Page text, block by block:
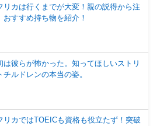
リカは行くまでが大変！親の説得から注
おすすめ持ち物を紹介！
は彼らが怖かった。知ってほしいストリ
チルドレンの本当の姿。
リカではTOEICも資格も役立たず！突破